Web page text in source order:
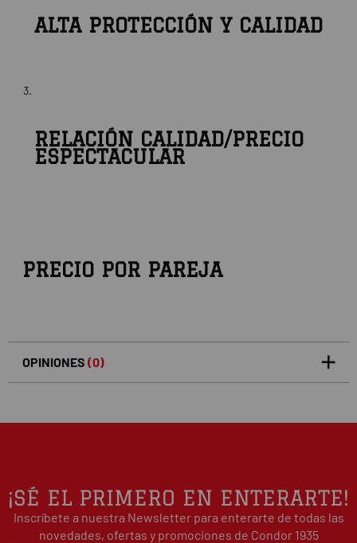
ALTA PROTECCIÓN Y CALIDAD
RELACIÓN CALIDAD/PRECIO
ESPECTACULAR
PRECIO POR PAREJA
OPINIONES (0)
5
4
0%
estrellas
0%
1
estrellas 0%
¡SÉ EL PRIMERO EN ENTERARTE!
Inscríbete a nuestra Newsletter para enterarte de todas las
novedades, ofertas y promociones de Condor 1935